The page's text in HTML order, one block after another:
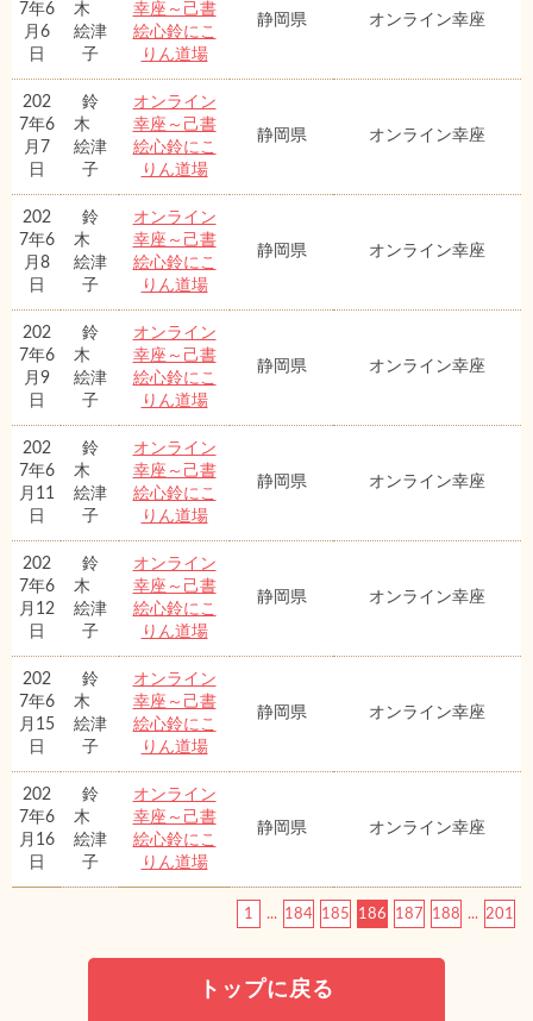
7年6
月6
日
木
絵津
子
幸座～己書
絵心鈴にこ
りん道場
静岡県 オンライン幸座
202
7年6
月7
日
鈴
木
絵津
子
オンライン
幸座～己書
絵心鈴にこ
りん道場
静岡県 オンライン幸座
202
7年6
月8
日
鈴
木
絵津
子
オンライン
幸座～己書
絵心鈴にこ
りん道場
静岡県 オンライン幸座
202
7年6
月9
日
鈴
木
絵津
子
オンライン
幸座～己書
絵心鈴にこ
りん道場
静岡県 オンライン幸座
202
7年6
月11
日
鈴
木
絵津
子
オンライン
幸座～己書
絵心鈴にこ
りん道場
静岡県 オンライン幸座
202
7年6
月12
日
鈴
木
絵津
子
オンライン
幸座～己書
絵心鈴にこ
りん道場
静岡県 オンライン幸座
202
7年6
月15
日
鈴
木
絵津
子
オンライン
幸座～己書
絵心鈴にこ
りん道場
静岡県 オンライン幸座
202
7年6
月16
日
鈴
木
絵津
子
オンライン
幸座～己書
絵心鈴にこ
りん道場
静岡県 オンライン幸座
1 ... 184 185 186 187 188 ... 201
トップに戻る